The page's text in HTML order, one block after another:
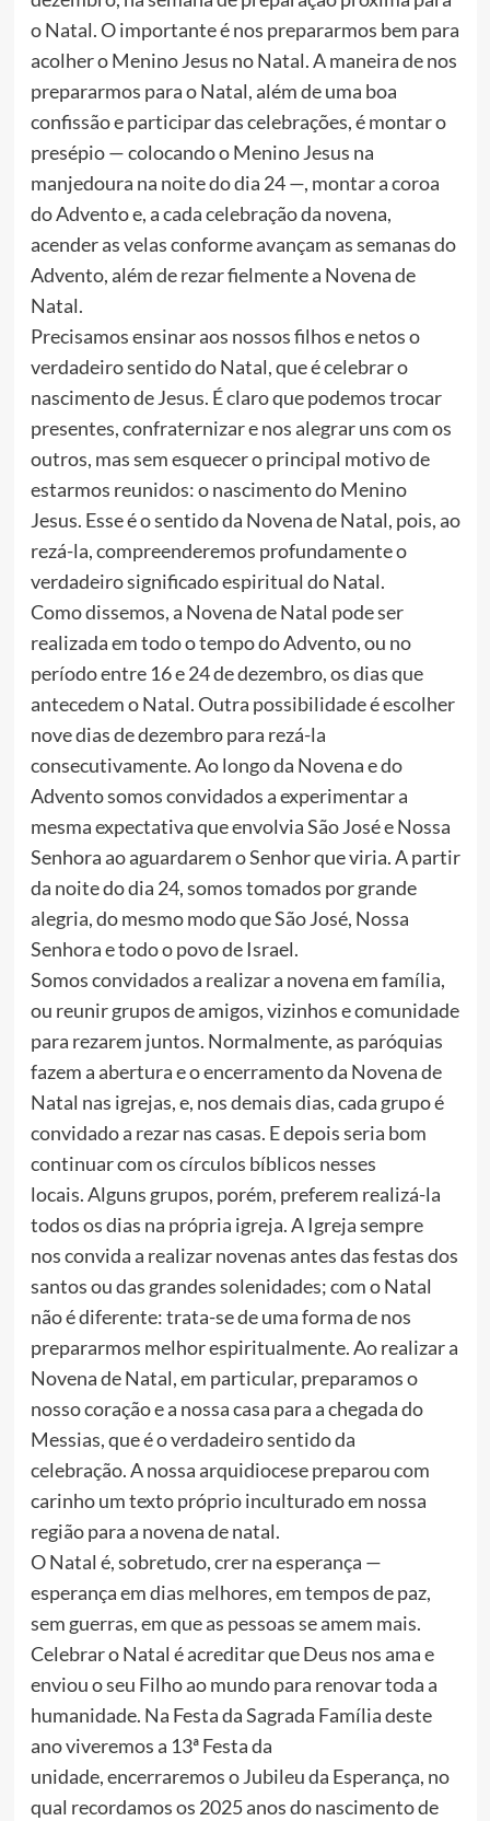
o Natal. O importante é nos prepararmos bem para
acolher o Menino Jesus no Natal. A maneira de nos
prepararmos para o Natal, além de uma boa
confissão e participar das celebrações, é montar o
presépio — colocando o Menino Jesus na
manjedoura na noite do dia 24 —, montar a coroa
do Advento e, a cada celebração da novena,
acender as velas conforme avançam as semanas do
Advento, além de rezar fielmente a Novena de
Natal.
Precisamos ensinar aos nossos filhos e netos o
verdadeiro sentido do Natal, que é celebrar o
nascimento de Jesus. É claro que podemos trocar
presentes, confraternizar e nos alegrar uns com os
outros, mas sem esquecer o principal motivo de
estarmos reunidos: o nascimento do Menino
Jesus. Esse é o sentido da Novena de Natal, pois, ao
rezá-la, compreenderemos profundamente o
verdadeiro significado espiritual do Natal.
Como dissemos, a Novena de Natal pode ser
realizada em todo o tempo do Advento, ou no
período entre 16 e 24 de dezembro, os dias que
antecedem o Natal. Outra possibilidade é escolher
nove dias de dezembro para rezá-la
consecutivamente. Ao longo da Novena e do
Advento somos convidados a experimentar a
mesma expectativa que envolvia São José e Nossa
Senhora ao aguardarem o Senhor que viria. A partir
da noite do dia 24, somos tomados por grande
alegria, do mesmo modo que São José, Nossa
Senhora e todo o povo de Israel.
Somos convidados a realizar a novena em família,
ou reunir grupos de amigos, vizinhos e comunidade
para rezarem juntos. Normalmente, as paróquias
fazem a abertura e o encerramento da Novena de
Natal nas igrejas, e, nos demais dias, cada grupo é
convidado a rezar nas casas. E depois seria bom
continuar com os círculos bíblicos nesses
locais. Alguns grupos, porém, preferem realizá-la
todos os dias na própria igreja. A Igreja sempre
nos convida a realizar novenas antes das festas dos
santos ou das grandes solenidades; com o Natal
não é diferente: trata-se de uma forma de nos
prepararmos melhor espiritualmente. Ao realizar a
Novena de Natal, em particular, preparamos o
nosso coração e a nossa casa para a chegada do
Messias, que é o verdadeiro sentido da
celebração. A nossa arquidiocese preparou com
carinho um texto próprio inculturado em nossa
região para a novena de natal.
O Natal é, sobretudo, crer na esperança —
esperança em dias melhores, em tempos de paz,
sem guerras, em que as pessoas se amem mais.
Celebrar o Natal é acreditar que Deus nos ama e
enviou o seu Filho ao mundo para renovar toda a
humanidade. Na Festa da Sagrada Família deste
ano viveremos a 13ª Festa da
unidade, encerraremos o Jubileu da Esperança, no
qual recordamos os 2025 anos do nascimento de